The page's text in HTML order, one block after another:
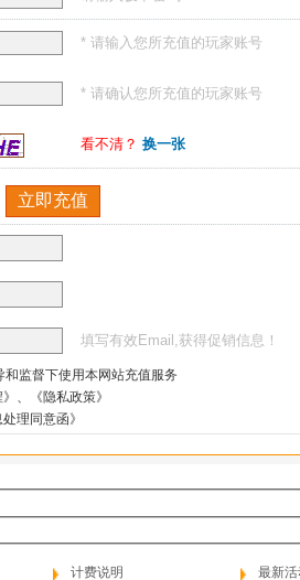
* 请输入您所充值的玩家账号
* 请确认您所充值的玩家账号
看不清？ 换一张
填写有效Email,获得促销信息！
监督下使用本网站充值服务
、
《隐私政策》
理同意函》
计费说明 最新